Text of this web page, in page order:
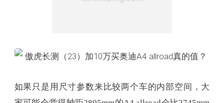
觉到傲虎要宽敞得多，三维空间都要比A4 allroad
朋友把儿童座椅放在一边的座椅上，中间座椅基本